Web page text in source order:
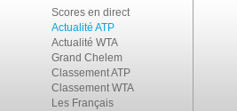
Scores en direct
Actualité ATP
Actualité WTA
Grand Chelem
Classement ATP
Classement WTA
Les Français